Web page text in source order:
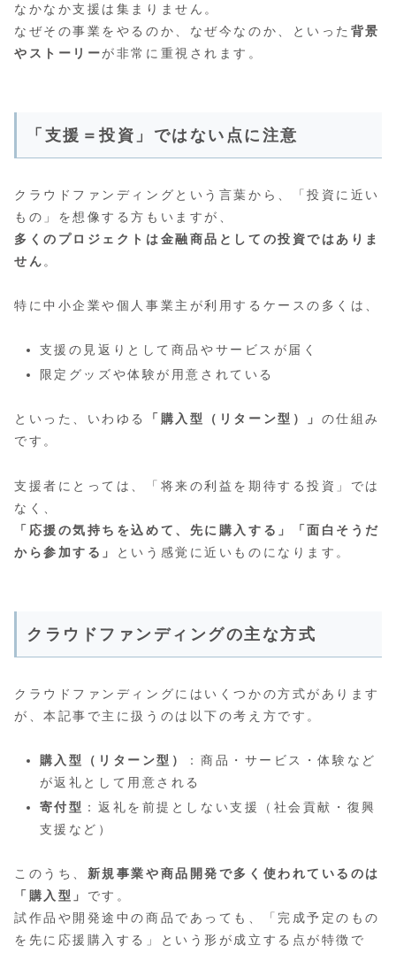
なかなか支援は集まりません。
なぜその事業をやるのか、なぜ今なのか、といった 背景
やストーリーが非常に重視されます。
「支援＝投資」ではない点に注意
クラウドファンディングという言葉から、「投資に近い
もの」を想像する方もいますが、
多くのプロジェクトは金融商品としての投資ではありま
せん 。
特に中小企業や個人事業主が利用するケースの多くは、
支援の見返りとして商品やサービスが届く
限定グッズや体験が用意されている
といった、いわゆる 「購入型（リターン型）」 の仕組み
です。
支援者にとっては、「将来の利益を期待する投資」では
なく、
「応援の気持ちを込めて、先に購入する」「面白そうだ
から参加する」
という感覚に近いものになります。
クラウドファンディングの主な方式
クラウドファンディングにはいくつかの方式があります
が、本記事で主に扱うのは以下の考え方です。
購入型（リターン型）
：商品・サービス・体験など
が返礼として用意される
寄付型 ：返礼を前提としない支援（社会貢献・復興
支援など）
このうち、 新規事業や商品開発で多く使われているのは
「購入型」 です。
試作品や開発途中の商品であっても、「完成予定のもの
を先に応援購入する」という形が成立する点が特徴で